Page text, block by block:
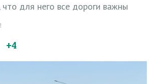
для него все дороги важны
+4